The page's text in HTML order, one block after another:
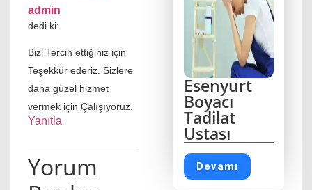
admin
dedi ki:
Bizi Tercih ettiğiniz için
Teşekkür ederiz. Sizlere
daha güzel hizmet
vermek için Çalışıyoruz.
Yanıtla
Yorum
Esenyurt
Boyacı
Tadilat
Ustası
Devamı